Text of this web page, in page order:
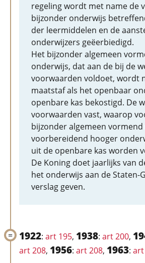
regeling wordt met name de
bijzonder onderwijs
der leermiddelen en de
onderwijzers geëerbiedigd.
Het bijzonder algemeen
onderwijs, dat aan de bij de
voorwaarden voldoet, wordt
maatstaf als het openbaar
openbare kas bekostigd. De
voorwaarden vast, waarop
bijzonder algemeen
voorbereidend hooger
uit de openbare kas worden
De Koning doet jaarlijks van
het onderwijs aan de Staten-
verslag geven.
1922: art 195, 1938: art 200,
art 208, 1956: art 208, 1963: art